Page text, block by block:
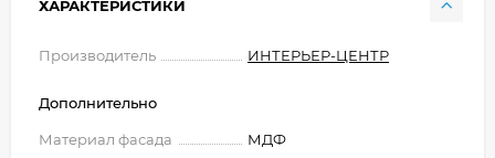
ХАРАКТЕРИСТИКИ
Производитель ИНТЕРЬЕР-ЦЕНТР
Дополнительно
Материал фасада
МДФ